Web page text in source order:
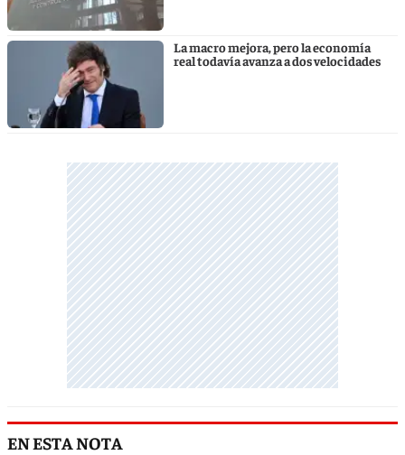
La macro mejora, pero la economía
real todavía avanza a dos velocidades
EN ESTA NOTA